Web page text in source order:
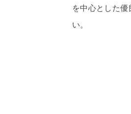
を中心とした
い。